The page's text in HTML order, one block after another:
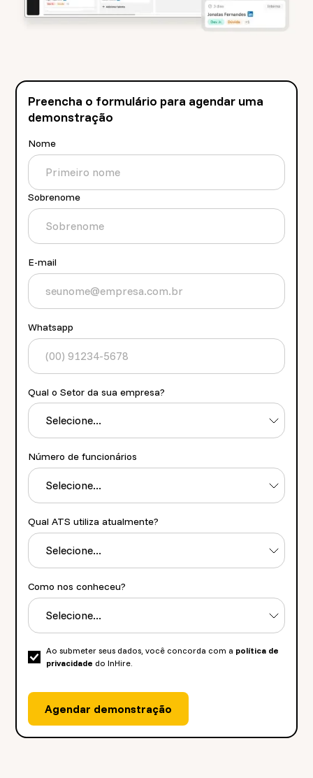
Preencha o formulário para agendar uma
demonstração
Nome
Sobrenome
E-mail
Whatsapp
Qual o Setor da sua empresa?
Número de funcionários
Qual ATS utiliza atualmente?
Como nos conheceu?
Ao submeter seus dados, você concorda com a política de
privacidade do InHire.